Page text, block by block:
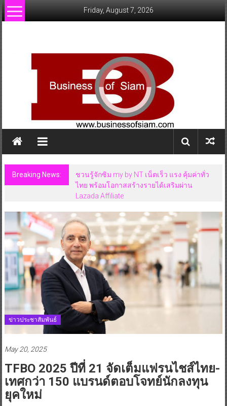
Skip
to
Friday, August 7, 2026
Breaking News:
ชวนรู้จักซิม my by NT เน็ตเร็ว แรง คุ้มค่าทั่ว
ไทย พร้อมโอกาสสร้างรายได้เสริมผ่าน
Lazada Affiliate
ข่าวประชาสัมพันธ์
May 20, 2025
TFBO 2025 ปีที่ 21 จัดเต็มแฟรนไชส์ไทย-
เทศกว่า 150 แบรนด์ตอบโจทย์นักลงทุน
ยุคใหม่